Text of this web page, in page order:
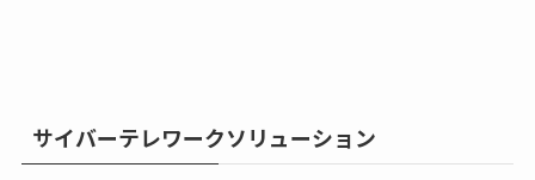
サイバーテレワークソリューション